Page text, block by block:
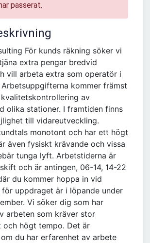
passerat.
För kunds räkning söker vi
extra pengar bredvid
vill arbeta extra som operatör i
Arbetsuppgifterna kommer främst
av
olika stationer. I framtiden finns
till vidareutveckling.
monotont och har ett högt
även fysiskt krävande och vissa
tunga lyft. Arbetstiderna är
och är antingen, 06-14, 14-22
du kommer hoppa in vid
uppdraget är i löpande under
Vi söker dig som har
arbeten som kräver stor
och högt tempo. Det är
du har erfarenhet av arbete